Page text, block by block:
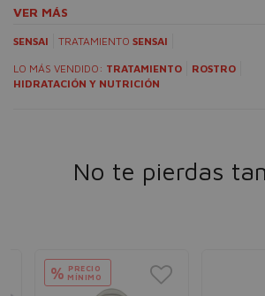
VER MÁS
SENSAI TRATAMIENTO SENSAI
LO MÁS VENDIDO: TRATAMIENTO
ROSTRO
HIDRATACIÓN Y NUTRICIÓN
No te pierdas
% PRECIO
MÍNIMO